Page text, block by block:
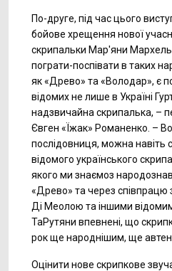
По-друге, під час цього
бойове хрещення нової
скрипальки Мар'яни
пограти-поспівати в таких
як «Древо» та «Володар», є
відомих не лише в Україні
надзвичайна скрипалька, –
Євген «Їжак» Романенко. –
послідовниця, можна навіть
відомого українського
якого ми знаємоз
«Древо» та через
Ді Меолою та іншими
ТаРутяни впевнені, що
рок ще народнішим, ще
Оцінити нове скрипкове